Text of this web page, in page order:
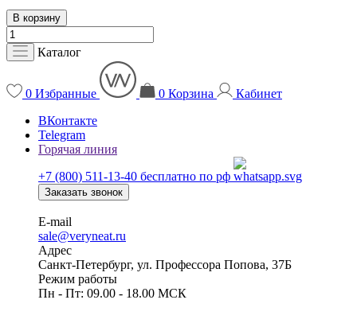
В корзину
Каталог
0 Избранные 0 Корзина
Кабинет
ВКонтакте
Telegram
Горячая линия
+7 (800) 511-13-40 бесплатно по рф
Заказать звонок
E-mail
sale@veryneat.ru
Адрес
Санкт-Петербург, ул. Профессора Попова, 37Б
Режим работы
Пн - Пт: 09.00 - 18.00 МСК